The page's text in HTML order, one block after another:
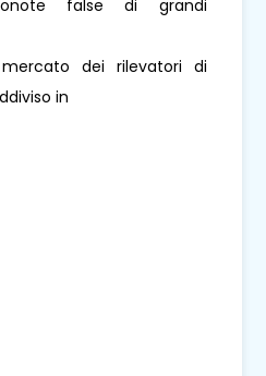
false di grandi
dei rilevatori di
in